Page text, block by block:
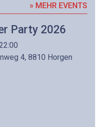
» MEHR EVENTS
Party 2026
4, 8810 Horgen